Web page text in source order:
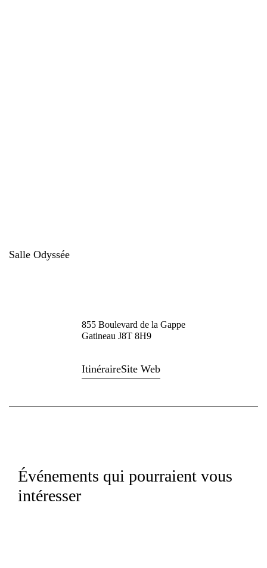
Salle Odyssée
855 Boulevard de la Gappe
Gatineau J8T 8H9
ItinéraireSite Web
Événements qui pourraient vous
intéresser